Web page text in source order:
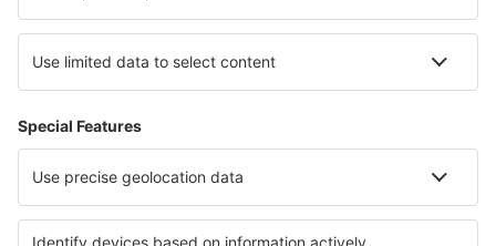
Hoteluri în Danemarca Hoteluri in Zlinsko